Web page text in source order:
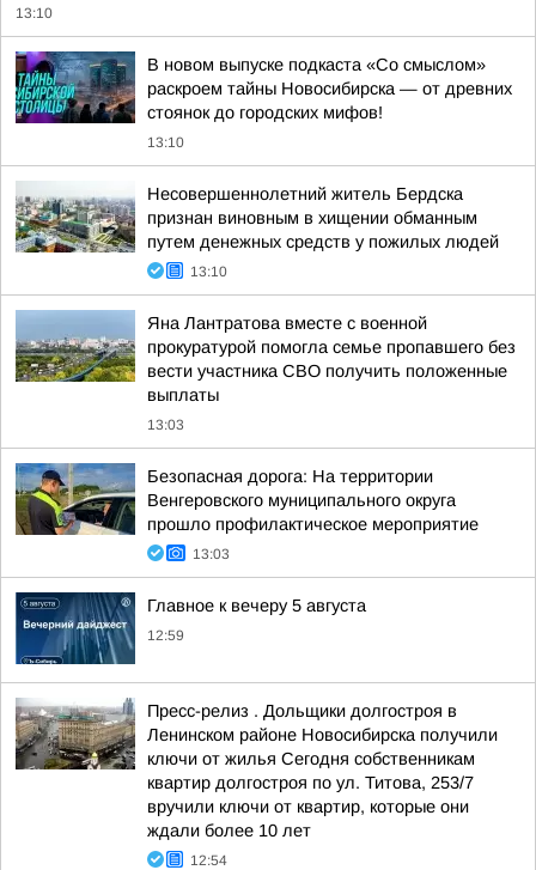
13:10
В новом выпуске подкаста «Со смыслом»
раскроем тайны Новосибирска — от древних
стоянок до городских мифов!
13:10
Несовершеннолетний житель Бердска
признан виновным в хищении обманным
путем денежных средств у пожилых людей
13:10
Яна Лантратова вместе с военной
прокуратурой помогла семье пропавшего без
вести участника СВО получить положенные
выплаты
13:03
Безопасная дорога: На территории
Венгеровского муниципального округа
прошло профилактическое мероприятие
13:03
Главное к вечеру 5 августа
12:59
Пресс-релиз . Дольщики долгостроя в
Ленинском районе Новосибирска получили
ключи от жилья Сегодня собственникам
квартир долгостроя по ул. Титова, 253/7
вручили ключи от квартир, которые они
ждали более 10 лет
12:54